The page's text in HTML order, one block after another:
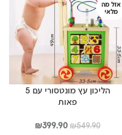
אזל מה
מלאי
הליכון עץ מונטסורי עם 5
פאות
₪549.90
המחיר ₪399.90
המחיר